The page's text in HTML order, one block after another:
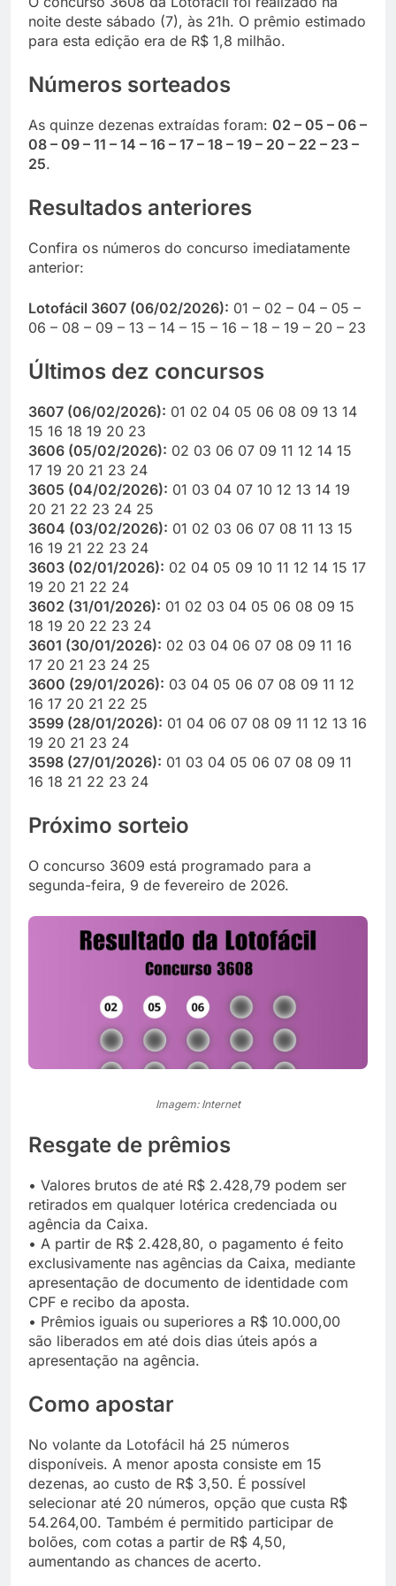
noite deste sábado (7), às 21h. O prêmio estimado
para esta edição era de R$ 1,8 milhão.
Números sorteados
As quinze dezenas extraídas foram: 02 – 05 – 06 –
08 – 09 – 11 – 14 – 16 – 17 – 18 – 19 – 20 – 22 – 23 –
25.
Resultados anteriores
Confira os números do concurso imediatamente
anterior:
Lotofácil 3607 (06/02/2026): 01 – 02 – 04 – 05 –
06 – 08 – 09 – 13 – 14 – 15 – 16 – 18 – 19 – 20 – 23
Últimos dez concursos
3607 (06/02/2026): 01 02 04 05 06 08 09 13 14
15 16 18 19 20 23
3606 (05/02/2026): 02 03 06 07 09 11 12 14 15
17 19 20 21 23 24
3605 (04/02/2026): 01 03 04 07 10 12 13 14 19
20 21 22 23 24 25
3604 (03/02/2026): 01 02 03 06 07 08 11 13 15
16 19 21 22 23 24
3603 (02/01/2026): 02 04 05 09 10 11 12 14 15 17
19 20 21 22 24
3602 (31/01/2026): 01 02 03 04 05 06 08 09 15
18 19 20 22 23 24
3601 (30/01/2026): 02 03 04 06 07 08 09 11 16
17 20 21 23 24 25
3600 (29/01/2026): 03 04 05 06 07 08 09 11 12
16 17 20 21 22 25
3599 (28/01/2026): 01 04 06 07 08 09 11 12 13 16
19 20 21 23 24
3598 (27/01/2026): 01 03 04 05 06 07 08 09 11
16 18 21 22 23 24
Próximo sorteio
O concurso 3609 está programado para a
segunda-feira, 9 de fevereiro de 2026.
Imagem: Internet
Resgate de prêmios
• Valores brutos de até R$ 2.428,79 podem ser
retirados em qualquer lotérica credenciada ou
agência da Caixa.
• A partir de R$ 2.428,80, o pagamento é feito
exclusivamente nas agências da Caixa, mediante
apresentação de documento de identidade com
CPF e recibo da aposta.
• Prêmios iguais ou superiores a R$ 10.000,00
são liberados em até dois dias úteis após a
apresentação na agência.
Como apostar
No volante da Lotofácil há 25 números
disponíveis. A menor aposta consiste em 15
dezenas, ao custo de R$ 3,50. É possível
selecionar até 20 números, opção que custa R$
54.264,00. Também é permitido participar de
bolões, com cotas a partir de R$ 4,50,
aumentando as chances de acerto.